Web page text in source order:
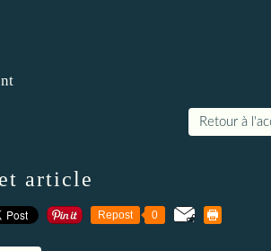
Retour à
article
Repost 0